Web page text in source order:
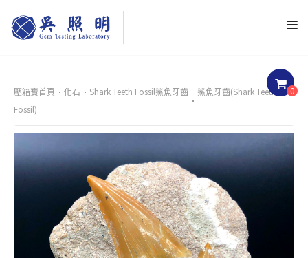
0
壓箱寶首頁 化石 Shark Teeth Fossil鯊魚牙齒
鯊魚牙齒(Shark Teeth
Fossil)